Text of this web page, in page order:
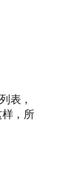
表，
，所